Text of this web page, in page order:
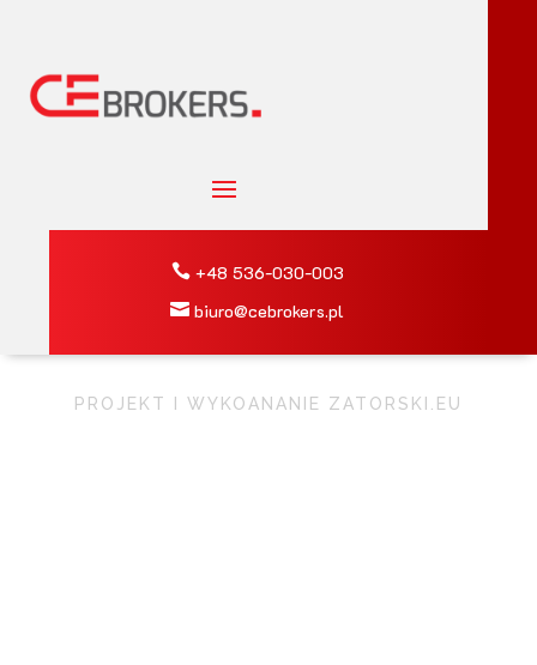
+48 536-030-003
 biuro@cebrokers.pl
PROJEKT I WYKOANANIE ZATORSKI.EU